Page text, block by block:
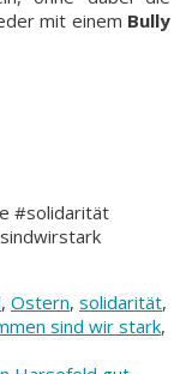
mit einem Bully
#solidarität
, Ostern, solidarität,
sind wir stark,